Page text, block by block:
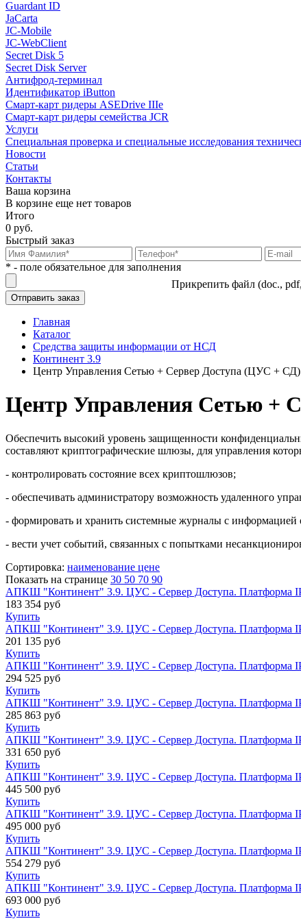
Guardant ID
JaCarta
JC-Mobile
JC-WebClient
Secret Disk 5
Secret Disk Server
Антифрод-терминал
Идентификатор iButton
Смарт-карт ридеры ASEDrive IIIe
Смарт-карт ридеры семейства JCR
Услуги
Специальная проверка и специальные исследования
Новости
Статьи
Контакты
Ваша корзина
В корзине еще нет товаров
Итого
0 руб.
Быстрый заказ
* - поле обязательное для заполнения
Прикрепить файл (doc.,
Главная
Каталог
Средства защиты информации от НСД
Континент 3.9
Центр Управления Сетью + Сервер Доступа (ЦУС + СД)
Центр Управления Сетью +
Обеспечить высокий уровень защищенности
составляют криптографические шлюзы, для управления
- контролировать состояние всех криптошлюзов;
- обеспечивать администратору возможность удаленного
- формировать и хранить системные журналы с информацией
- вести учет событий, связанных с попытками
Сортировка: наименование цене
Показать на странице 30 50 70 90
АПКШ "Континент" 3.9. ЦУС - Сервер Доступа. Платформа
183 354 руб
Купить
АПКШ "Континент" 3.9. ЦУС - Сервер Доступа. Платформа
201 135 руб
Купить
АПКШ "Континент" 3.9. ЦУС - Сервер Доступа. Платформа
294 525 руб
Купить
АПКШ "Континент" 3.9. ЦУС - Сервер Доступа. Платформа
285 863 руб
Купить
АПКШ "Континент" 3.9. ЦУС - Сервер Доступа. Платформа
331 650 руб
Купить
АПКШ "Континент" 3.9. ЦУС - Сервер Доступа. Платформа
445 500 руб
Купить
АПКШ "Континент" 3.9. ЦУС - Сервер Доступа. Платформа
495 000 руб
Купить
АПКШ "Континент" 3.9. ЦУС - Сервер Доступа. Платформа
554 279 руб
Купить
АПКШ "Континент" 3.9. ЦУС - Сервер Доступа. Платформа
693 000 руб
Купить